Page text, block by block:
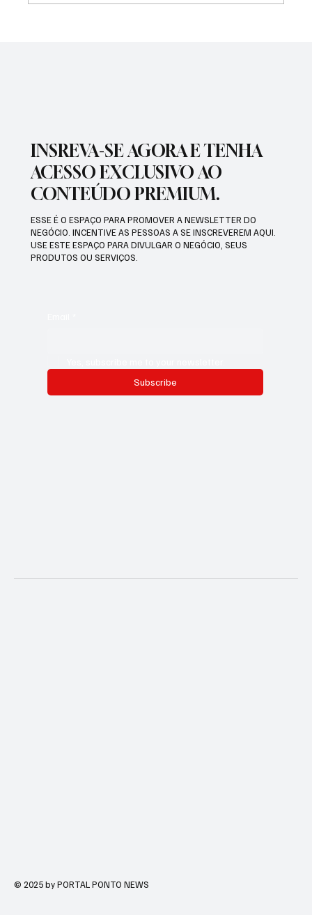
INSREVA-SE AGORA E TENHA
ACESSO EXCLUSIVO AO
CONTEÚDO PREMIUM.
ESSE É O ESPAÇO PARA PROMOVER A NEWSLETTER DO
NEGÓCIO. INCENTIVE AS PESSOAS A SE INSCREVEREM AQUI.
USE ESTE ESPAÇO PARA DIVULGAR O NEGÓCIO, SEUS
PRODUTOS OU SERVIÇOS.
Subscribe
© 2025 by PORTAL PONTO NEWS